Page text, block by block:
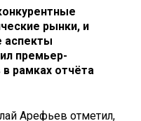
рынки, и
аспекты
премьер-
рамках отчёта
Арефьев отметил,